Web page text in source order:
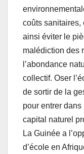
coûts sanitaires,
ainsi éviter le
malédiction des
l’abondance
collectif. Oser
de sortir de la
pour entrer
capital naturel
La Guinée a
d’école en